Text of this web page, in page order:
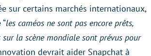
sur certains marchés internationaux,
les caméos ne sont pas encore prêts,
la scène mondiale sont prévus pour
devrait aider Snapchat à